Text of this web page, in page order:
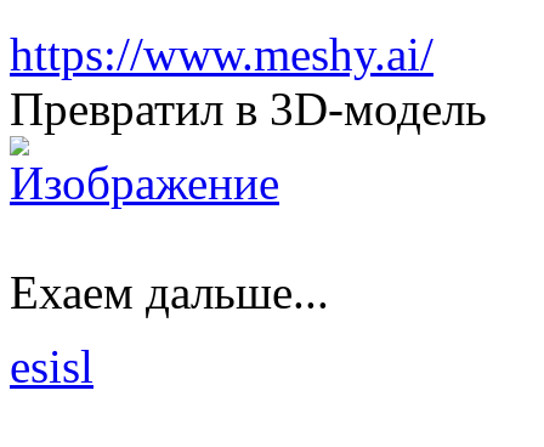
https://www.meshy.ai/
Превратил в 3D-модель
Ехаем дальше...
esisl